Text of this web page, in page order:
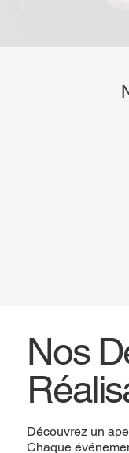
Nos
Découvrez un
Chaque